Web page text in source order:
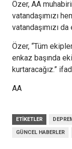
Özer, AA
vatandaşımızı
vatandaşımızı
Özer, “Tüm
enkaz başında
kurtaracağız.”
AA
ETIKETLER
GÜNCEL HABERLER